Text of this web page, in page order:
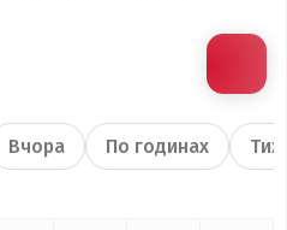
Вчора По годинах